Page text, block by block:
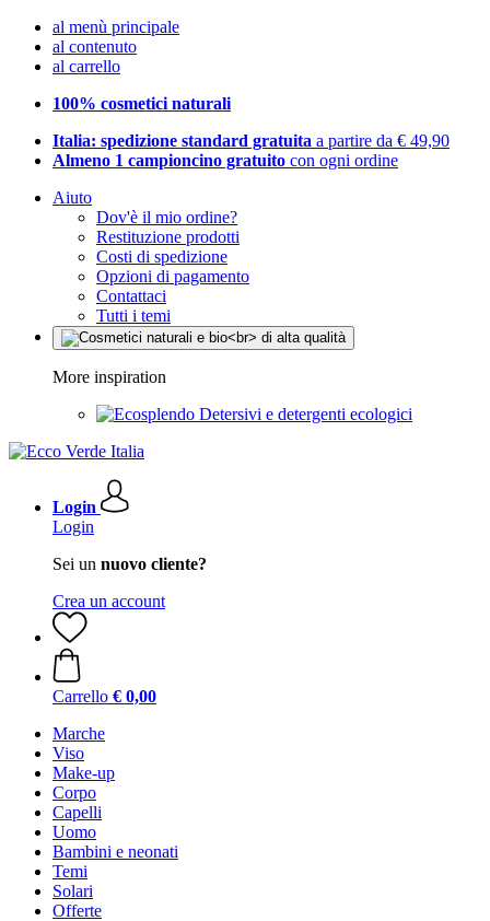
al menù principale
al contenuto
al carrello
100% cosmetici naturali
Italia: spedizione standard gratuita a partire da € 49,90
Almeno 1 campioncino gratuito con ogni ordine
Aiuto
Dov'è il mio ordine?
Restituzione prodotti
Costi di spedizione
Opzioni di pagamento
Contattaci
Tutti i temi
More inspiration
Detersivi e detergenti ecologici
Login
Login
Sei un nuovo cliente?
Crea un account
Carrello € 0,00
Marche
Viso
Make-up
Corpo
Capelli
Uomo
Bambini e neonati
Temi
Solari
Offerte